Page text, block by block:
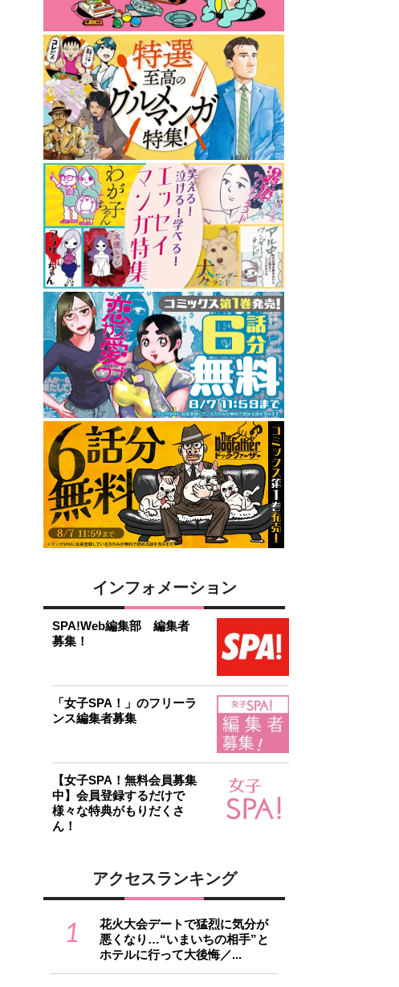
インフォメーション
SPA!Web編集部 編集者
募集！
「女子SPA！」のフリーラ
ンス編集者募集
【女子SPA！無料会員募集
中】会員登録するだけで
様々な特典がもりだくさ
ん！
アクセスランキング
1
花火大会デートで猛烈に気分が
悪くなり…“いまいちの相手”と
ホテルに行って大後悔／...